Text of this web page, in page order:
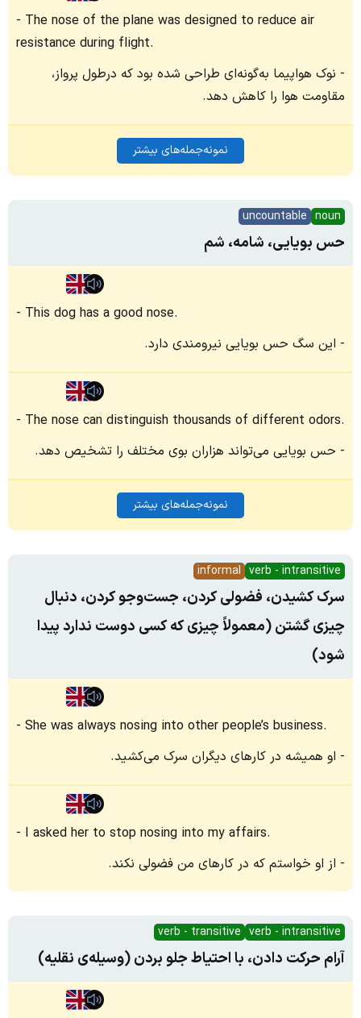
The nose of the plane was designed to reduce air
resistance during flight.
نوک هواپیما به‌گونه‌ای طراحی شده بود که درطول پرواز،
مقاومت هوا را کاهش دهد.
نمونه‌جمله‌های بیشتر
noun
uncountable
حس بویایی، شامه، شم
This dog has a good nose.
این سگ حس بویایی نیرومندی دارد.
The nose can distinguish thousands of different odors.
حس بویایی می‌تواند هزاران بوی مختلف را تشخیص دهد.
نمونه‌جمله‌های بیشتر
verb - intransitive
informal
سرک کشیدن، فضولی کردن، جست‌وجو کردن، دنبال
چیزی گشتن (معمولاً چیزی که کسی دوست ندارد پیدا
شود)
She was always nosing into other people’s business.
او همیشه در کارهای دیگران سرک می‌کشید.
I asked her to stop nosing into my affairs.
از او خواستم که در کارهای من فضولی نکند.
verb - intransitive
verb - transitive
آرام حرکت دادن، با احتیاط جلو بردن (وسیله‌ی نقلیه)